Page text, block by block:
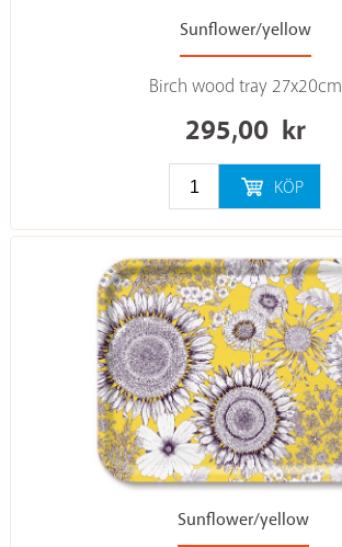
Sunflower/yellow
Birch wood tray 27x20cm
295,00 kr
KÖP
Sunflower/yellow